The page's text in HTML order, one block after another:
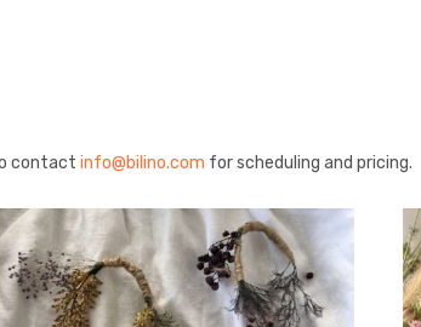
contact info@bilino.com for scheduling and pricing.